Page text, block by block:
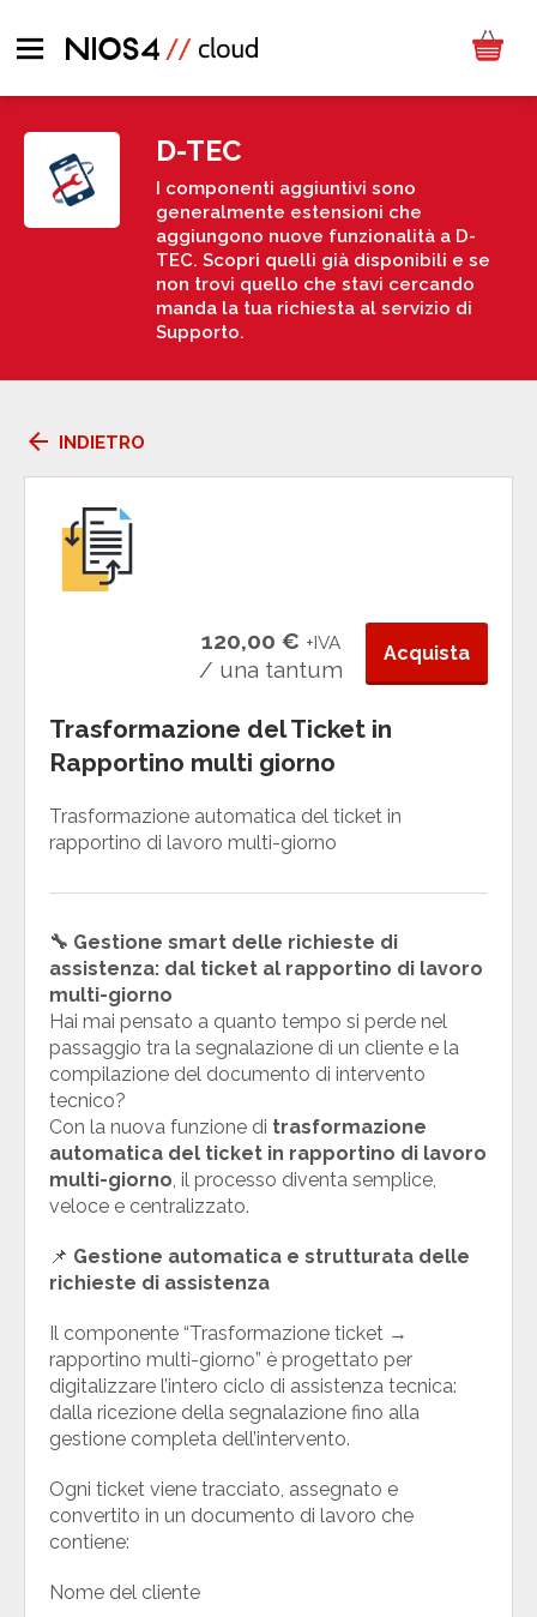
D-TEC
I componenti aggiuntivi sono
generalmente estensioni che
aggiungono nuove funzionalità a D-
TEC. Scopri quelli già disponibili e se
non trovi quello che stavi cercando
manda la tua richiesta al servizio di
Supporto.
arrow_back INDIETRO
120,00 € +IVA
/ una tantum
Acquista
Trasformazione del Ticket in
Rapportino multi giorno
Trasformazione automatica del ticket in
rapportino di lavoro multi-giorno
🔧 Gestione smart delle richieste di
assistenza: dal ticket al rapportino di lavoro
multi-giorno
Hai mai pensato a quanto tempo si perde nel
passaggio tra la segnalazione di un cliente e la
compilazione del documento di intervento
tecnico?
Con la nuova funzione di trasformazione
automatica del ticket in rapportino di lavoro
multi-giorno , il processo diventa semplice,
veloce e centralizzato.
📌 Gestione automatica e strutturata delle
richieste di assistenza
Il componente “Trasformazione ticket →
rapportino multi-giorno” è progettato per
digitalizzare l’intero ciclo di assistenza tecnica:
dalla ricezione della segnalazione fino alla
gestione completa dell’intervento.
Ogni ticket viene tracciato, assegnato e
convertito in un documento di lavoro che
contiene:
Nome del cliente